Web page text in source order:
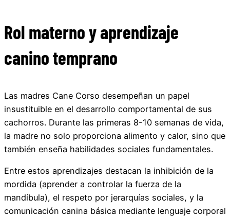
Rol materno y aprendizaje
canino temprano
Las madres Cane Corso desempeñan un papel
insustituible en el desarrollo comportamental de sus
cachorros. Durante las primeras 8-10 semanas de vida,
la madre no solo proporciona alimento y calor, sino que
también enseña habilidades sociales fundamentales.
Entre estos aprendizajes destacan la inhibición de la
mordida (aprender a controlar la fuerza de la
mandíbula), el respeto por jerarquías sociales, y la
comunicación canina básica mediante lenguaje corporal